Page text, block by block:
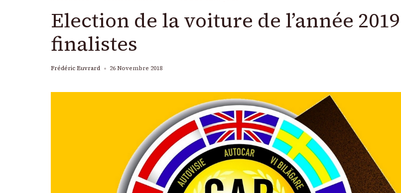
Election de la voiture de l’année
finalistes
Frédéric Euvrard 26 Novembre 2018